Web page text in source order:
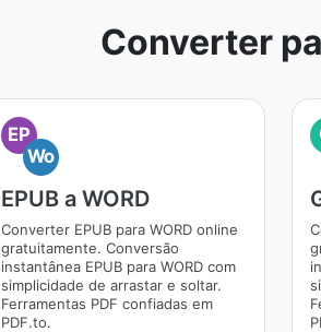
Converter
EP
Wo
EPUB a WORD
Converter EPUB para WORD online
gratuitamente. Conversão
instantânea EPUB para WORD com
simplicidade de arrastar e soltar.
Ferramentas PDF confiadas em
PDF.to.